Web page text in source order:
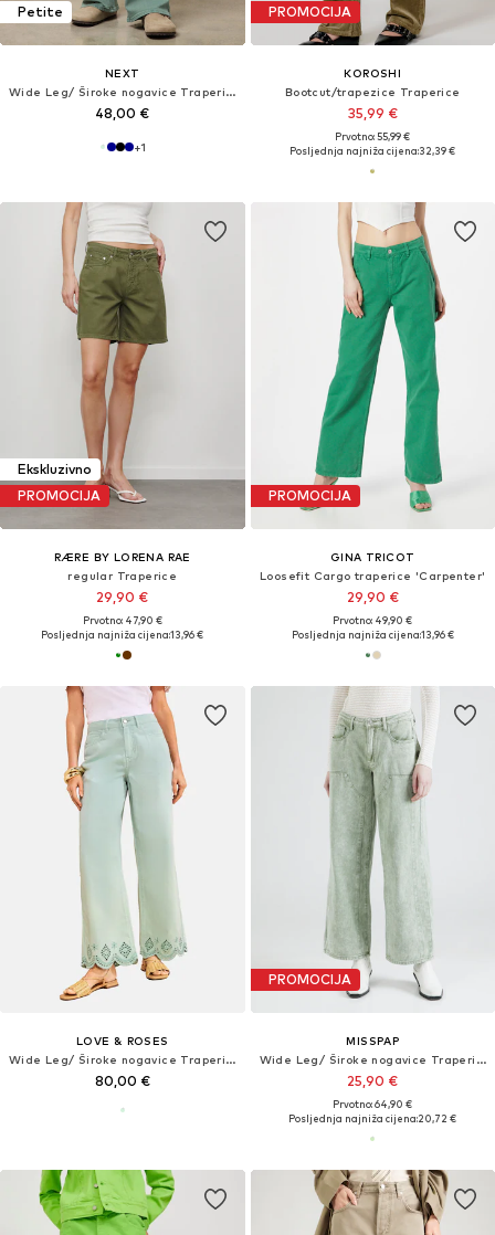
Petite
NEXT
Wide Leg/ Široke nogavice Traperice
48,00 €
+1
PROMOCIJA
KOROSHI
Bootcut/trapezice Traperice
35,99 €
Prvotno: 55,99 €
Posljednja najniža cijena:32,39 €
Ekskluzivno
PROMOCIJA
RÆRE BY LORENA RAE
regular Traperice
29,90 €
Prvotno: 47,90 €
Posljednja najniža cijena:13,96 €
PROMOCIJA
GINA TRICOT
Loosefit Cargo traperice 'Carpenter'
29,90 €
Prvotno: 49,90 €
Posljednja najniža cijena:13,96 €
LOVE & ROSES
Wide Leg/ Široke nogavice Traperice
80,00 €
PROMOCIJA
MISSPAP
Wide Leg/ Široke nogavice Traperice
25,90 €
Prvotno: 64,90 €
Posljednja najniža cijena:20,72 €